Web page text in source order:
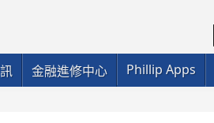
金融進修中心 Phillip Apps